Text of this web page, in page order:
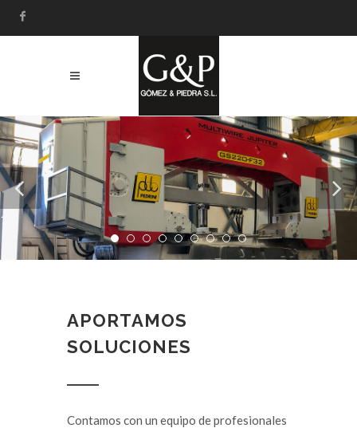
APORTAMOS
SOLUCIONES
Contamos con un equipo de profesionales